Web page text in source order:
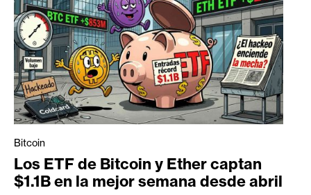
Bitcoin
Los ETF de Bitcoin y Ether captan
$1.1B en la mejor semana desde abril